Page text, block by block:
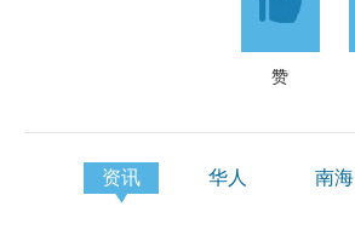
赞
资讯 华人 南海